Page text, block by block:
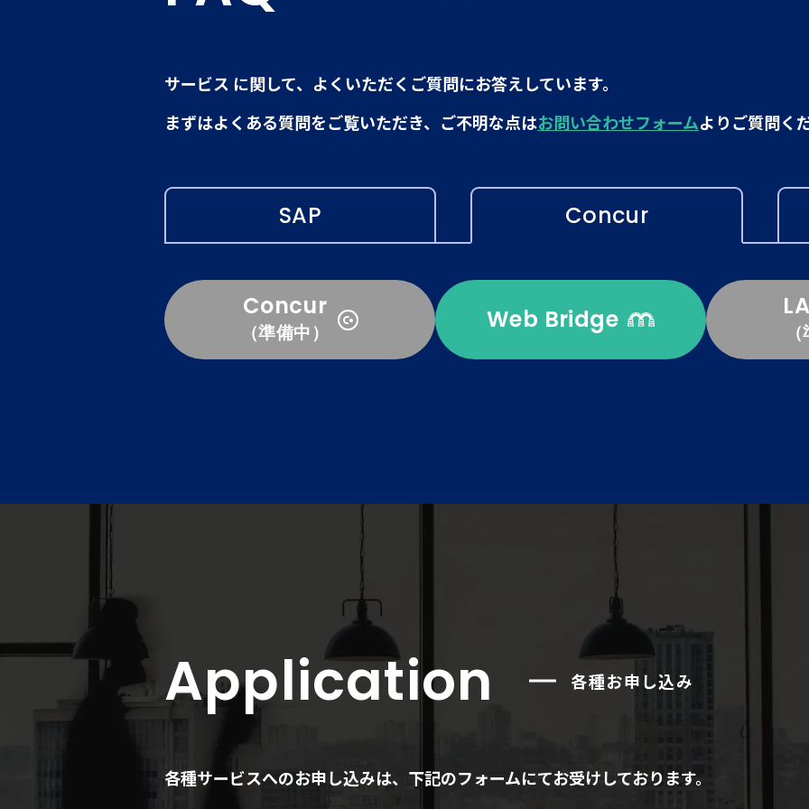
サービス に関して、よくいただくご質問にお答えしています。
まずはよくある質問をご覧いただき、ご不明な点はお問い合わせフォームよりご質問く
SAP Concur
Concur
（準備中） Web Bridge
Application 各種お申し込み
各種サービスへのお申し込みは、下記のフォームにてお受けしております。